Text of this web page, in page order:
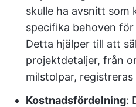
skulle ha avsnitt som
specifika behoven
Detta hjälper till att
projektdetaljer, från
milstolpar,
Kostnadsfördelning: